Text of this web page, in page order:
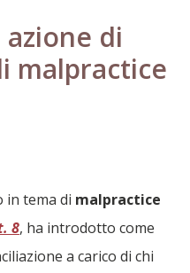
di
malpractice
in tema di malpractice
8, ha introdotto come
a carico di chi